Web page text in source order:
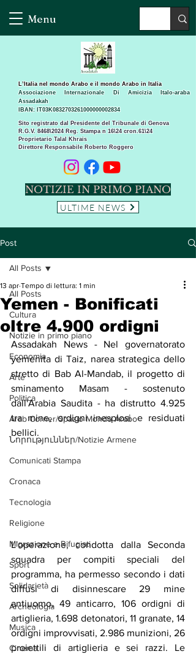
Menu
Sito registrato dal Presidente del Tribunale di Genova
R.G.V. 8468\2024 Reg. Stampa n 16\24 cron.61\24 ​
Proprietario Talal Khrais
Direttore Responsabile Roberto Roggero
L’Italia nel mondo Arabo e il mondo Arabo in Italia
Associazione Internazionale Di Amicizia Italo-araba
Assadakah
IBAN: IT03K0832703261000000002834
NOTIZIE IN PRIMO PIANO
ULTIME NEWS
Post
All Posts
Cultura
Notizie in primo piano
Economia
Arte
Politica
Arab Corner/Spazio Mondo Arabo
Նորություններ/Notizie Armene
Comunicati Stampa
Cronaca
Tecnologia
Religione
Migrazione e Rifugiati
Sport
Solidarietà
Archeologia
Musica
Cinema
All Posts
Yemen - Bonificati
oltre 4.900 ordigni
13 apr Tempo di lettura: 1 min
Assadakah News - Nel governatorato
yemenita di Taiz, narea strategica dello
stretto di Bab Al-Mandab, il progetto di
sminamento Masam - sostenuto
dall'Arabia Saudita - ha distrutto 4.925
tra mine, ordigni inesplosi e residuati
bellici.
L'operazione, condotta dalla Seconda
squadra per compiti speciali del
programma, ha permesso secondo i dati
diffusi di disinnescare 29 mine
antiuomo, 49 anticarro, 106 ordigni di
artiglieria, 1.698 detonatori, 11 granate, 14
ordigni improvvisati, 2.986 munizioni, 26
proiettili di artiglieria e sei razzi. Le